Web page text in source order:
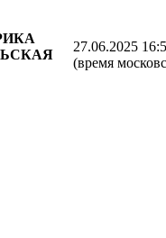
27.06.2025
(время